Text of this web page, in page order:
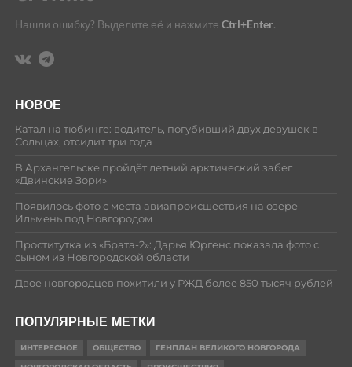
Нашли ошибку? Выделите её и нажмите Ctrl+Enter.
НОВОЕ
Катал на тюбинге: водитель, погубивший двух девушек в
Сольцах, отсидит три года
В Архангельске пройдёт летний арктический забег
«Двинские Зори»
Появилось фото с места авиапроисшествия на озере
Ильмень под Новгородом
Проститутка из «Брата-2»: Дарья Юргенс показала фото с
сыном из Новгородской области
Двое новгородцев похитили у РЖД более 850 тысяч рублей
ПОПУЛЯРНЫЕ МЕТКИ
ИНТЕРЕСНОЕ ОБЩЕСТВО
ГЕНПЛАН ВЕЛИКОГО НОВГОРОДА